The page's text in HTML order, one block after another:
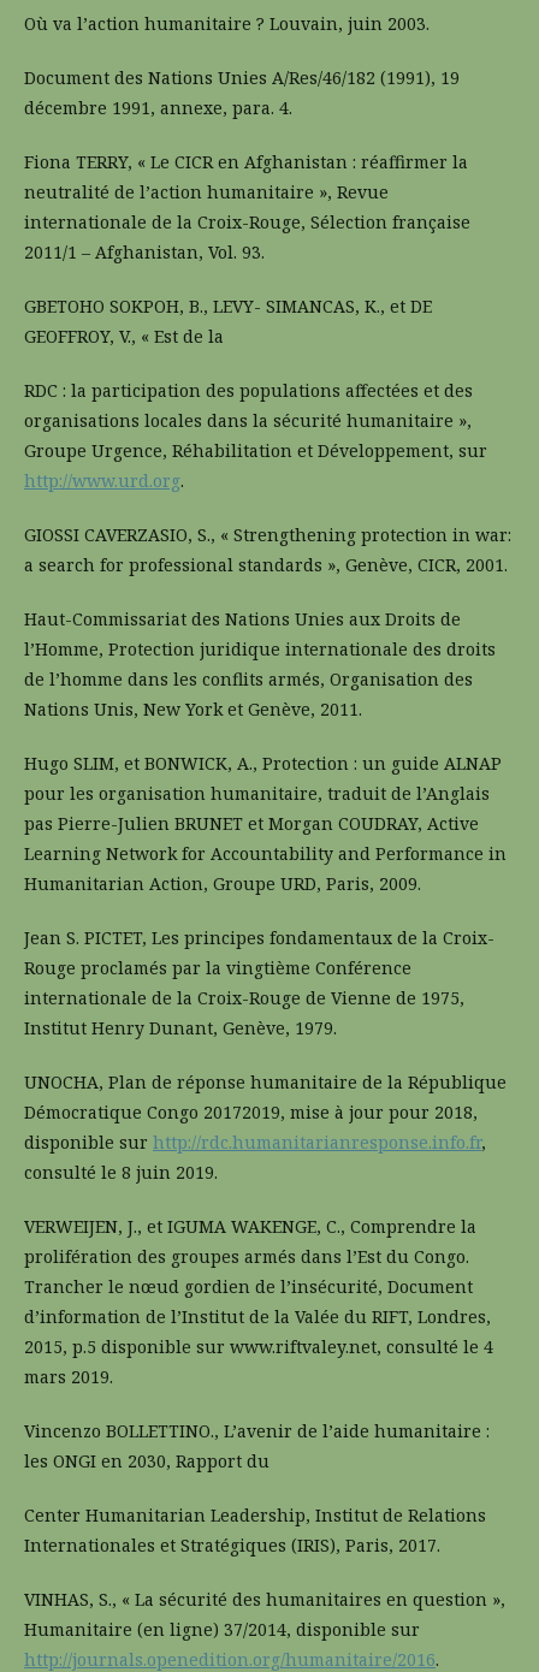
Où va l’action humanitaire ? Louvain, juin 2003.
Document des Nations Unies A/Res/46/182 (1991), 19
décembre 1991, annexe, para. 4.
Fiona TERRY, « Le CICR en Afghanistan : réaffirmer la
neutralité de l’action humanitaire », Revue
internationale de la Croix-Rouge, Sélection française
2011/1 – Afghanistan, Vol. 93.
GBETOHO SOKPOH, B., LEVY- SIMANCAS, K., et DE
GEOFFROY, V., « Est de la
RDC : la participation des populations affectées et des
organisations locales dans la sécurité humanitaire »,
Groupe Urgence, Réhabilitation et Développement, sur
http://www.urd.org.
GIOSSI CAVERZASIO, S., « Strengthening protection in war:
a search for professional standards », Genève, CICR, 2001.
Haut-Commissariat des Nations Unies aux Droits de
l’Homme, Protection juridique internationale des droits
de l’homme dans les conflits armés, Organisation des
Nations Unis, New York et Genève, 2011.
Hugo SLIM, et BONWICK, A., Protection : un guide ALNAP
pour les organisation humanitaire, traduit de l’Anglais
pas Pierre-Julien BRUNET et Morgan COUDRAY, Active
Learning Network for Accountability and Performance in
Humanitarian Action, Groupe URD, Paris, 2009.
Jean S. PICTET, Les principes fondamentaux de la Croix-
Rouge proclamés par la vingtième Conférence
internationale de la Croix-Rouge de Vienne de 1975,
Institut Henry Dunant, Genève, 1979.
UNOCHA, Plan de réponse humanitaire de la République
Démocratique Congo 20172019, mise à jour pour 2018,
disponible sur http://rdc.humanitarianresponse.info.fr,
consulté le 8 juin 2019.
VERWEIJEN, J., et IGUMA WAKENGE, C., Comprendre la
prolifération des groupes armés dans l’Est du Congo.
Trancher le nœud gordien de l’insécurité, Document
d’information de l’Institut de la Valée du RIFT, Londres,
2015, p.5 disponible sur www.riftvaley.net, consulté le 4
mars 2019.
Vincenzo BOLLETTINO., L’avenir de l’aide humanitaire :
les ONGI en 2030, Rapport du
Center Humanitarian Leadership, Institut de Relations
Internationales et Stratégiques (IRIS), Paris, 2017.
VINHAS, S., « La sécurité des humanitaires en question »,
Humanitaire (en ligne) 37/2014, disponible sur
http://journals.openedition.org/humanitaire/2016.